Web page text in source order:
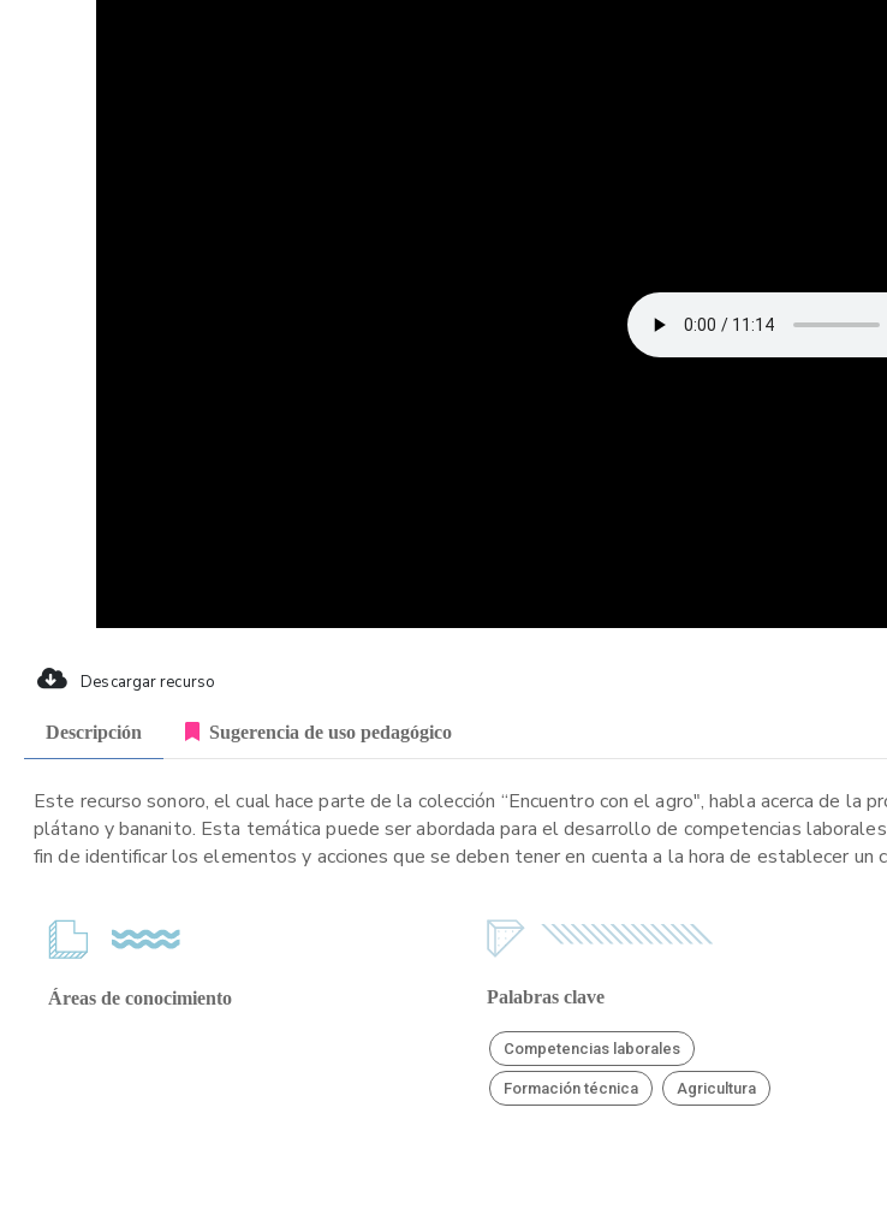
Descargar recurso
Descripción Sugerencia de uso pedagógico
Este recurso sonoro, el cual hace parte de la colección “Encuentro con el agro", habla acerca de la
plátano y bananito. Esta temática puede ser abordada para el desarrollo de competencias
fin de identificar los elementos y acciones que se deben tener en cuenta a la hora de establecer un
Áreas de conocimiento Palabras clave
Competencias laborales
Formación técnica Agricultura